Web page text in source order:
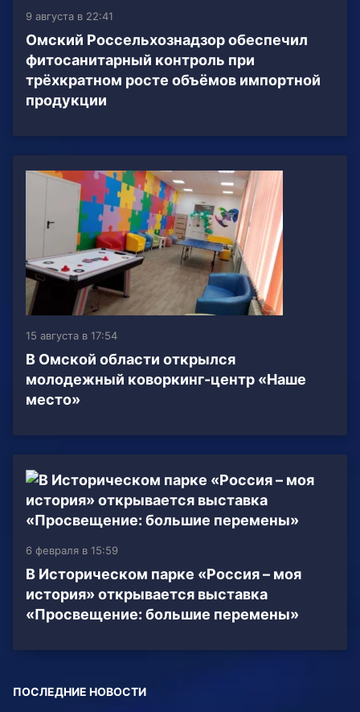
9 августа в 22:41
Омский Россельхознадзор обеспечил
фитосанитарный контроль при
трёхкратном росте объёмов импортной
продукции
15 августа в 17:54
В Омской области открылся
молодежный коворкинг-центр «Наше
место»
6 февраля в 15:59
В Историческом парке «Россия – моя
история» открывается выставка
«Просвещение: большие перемены»
ПОСЛЕДНИЕ НОВОСТИ